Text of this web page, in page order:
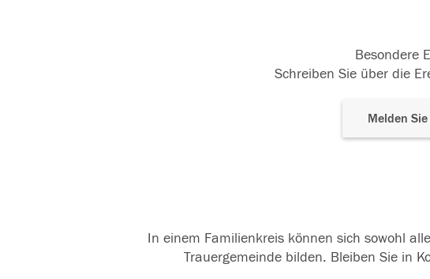
Besondere
Schreiben Sie über die
Melden
In einem Familienkreis können sich sowohl
Trauergemeinde bilden. Bleiben Sie in